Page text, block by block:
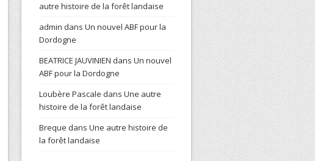
autre histoire de la forêt landaise
admin dans Un nouvel ABF pour la
Dordogne
BEATRICE JAUVINIEN dans Un nouvel
ABF pour la Dordogne
Loubère Pascale dans Une autre
histoire de la forêt landaise
Breque dans Une autre histoire de
la forêt landaise